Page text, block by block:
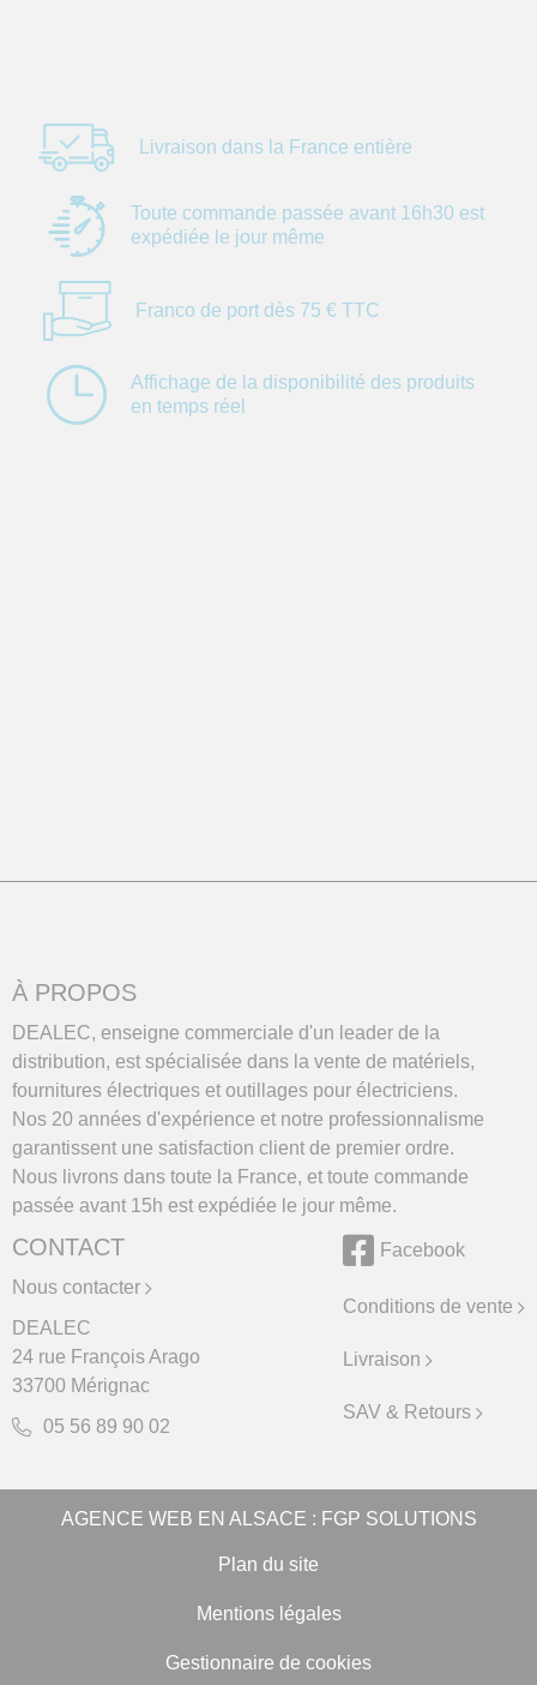
Livraison dans la France entière
Toute commande passée avant 16h30 est
expédiée le jourmême
Franco de port dès75 € TTC
Affichage de la disponibilité des produits
en temps réel
À PROPOS
DEALEC, enseigne commerciale d'un leader de la
distribution, est spécialisée dans la vente de matériels,
fournitures électriques et outillages pour électriciens.
Nos 20 années d'expérience et notre professionnalisme
garantissent une satisfaction client de premier ordre.
Nous livrons dans toute la France, et toute commande
passée avant 15h est expédiée le jour même.
CONTACT
Nous contacter
DEALEC
24 rue François Arago
33700 Mérignac
05 56 89 90 02
Facebook
Conditions de vente
Livraison
SAV & Retours
AGENCE WEB EN ALSACE : FGP SOLUTIONS
Plan du site
Mentions légales
Gestionnaire de cookies